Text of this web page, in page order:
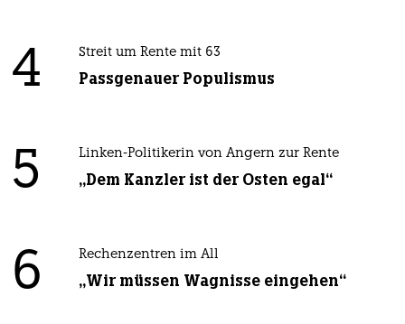
4 Streit um Rente mit 63
Passgenauer Populismus
5 Linken-Politikerin von Angern zur Rente
„Dem Kanzler ist der Osten egal“
6 Rechenzentren im All
„Wir müssen Wagnisse eingehen“